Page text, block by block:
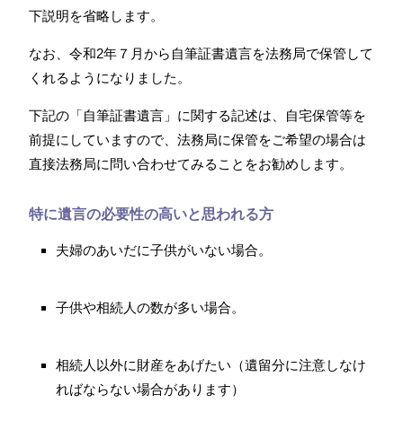
下説明を省略します。
なお、令和2年７月から自筆証書遺言を法務局で保管して
くれるようになりました。
下記の「自筆証書遺言」に関する記述は、自宅保管等を
前提にしていますので、法務局に保管をご希望の場合は
直接法務局に問い合わせてみることをお勧めします。
特に遺言の必要性の高いと思われる方
夫婦のあいだに子供がいない場合。
子供や相続人の数が多い場合。
相続人以外に財産をあげたい（遺留分に注意しなけ
ればならない場合があります）